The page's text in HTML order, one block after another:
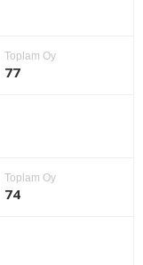
Toplam Oy
77
Toplam Oy
74